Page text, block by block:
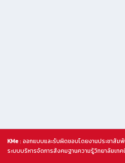
KMe: ออกแบบและรับผิดชอบโดยงานประชาสั
ระบบบริหารจัดการสังคมฐานความรู้วิทยาลัยเท